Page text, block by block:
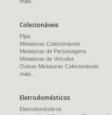
Colecionáveis
Pipa
Miniaturas Colecionáveis
Miniaturas de Personagens
Miniaturas de Veículos
Outras Miniaturas Colecionáveis
mais..
Eletrodomésticos
Eletrodomésticos